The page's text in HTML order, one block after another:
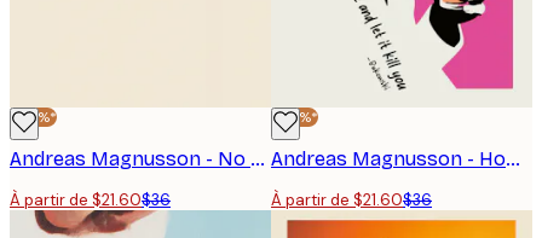
-40%*
Andreas Magnusson - No Diggity Paroles Affiche
À partir de $21.60$36
-40%*
Andreas Magnusson - Homme fumant citation réfléchie Affiche
À partir de $21.60$36